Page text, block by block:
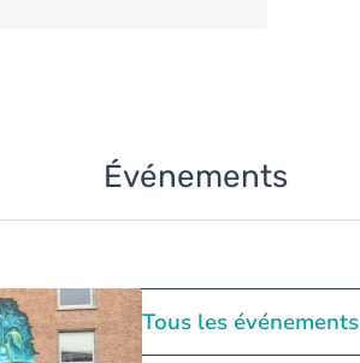
Événements
Tous les événements